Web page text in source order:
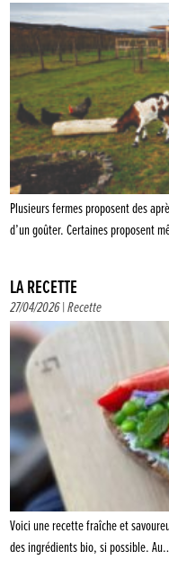
Plusieurs fermes proposent des
d’un goûter. Certaines proposent
LA RECETTE
27/04/2026 |Recette
Voici une recette fraîche et
des ingrédients bio, si possible.